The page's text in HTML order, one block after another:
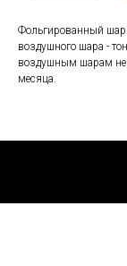
Фольгированный
воздушного шара -
воздушным шарам не
месяца.